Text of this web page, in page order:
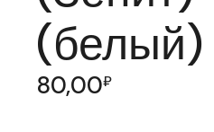
(белый)
80,00₽